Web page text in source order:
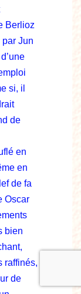
Berlioz
par Jun
si, il
de
en
en
de fa
Oscar
bien
raffinés,
de